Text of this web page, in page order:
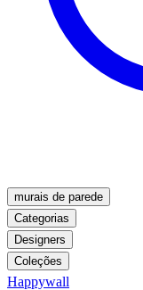
murais de parede
Categorias
Designers
Coleções
Happywall